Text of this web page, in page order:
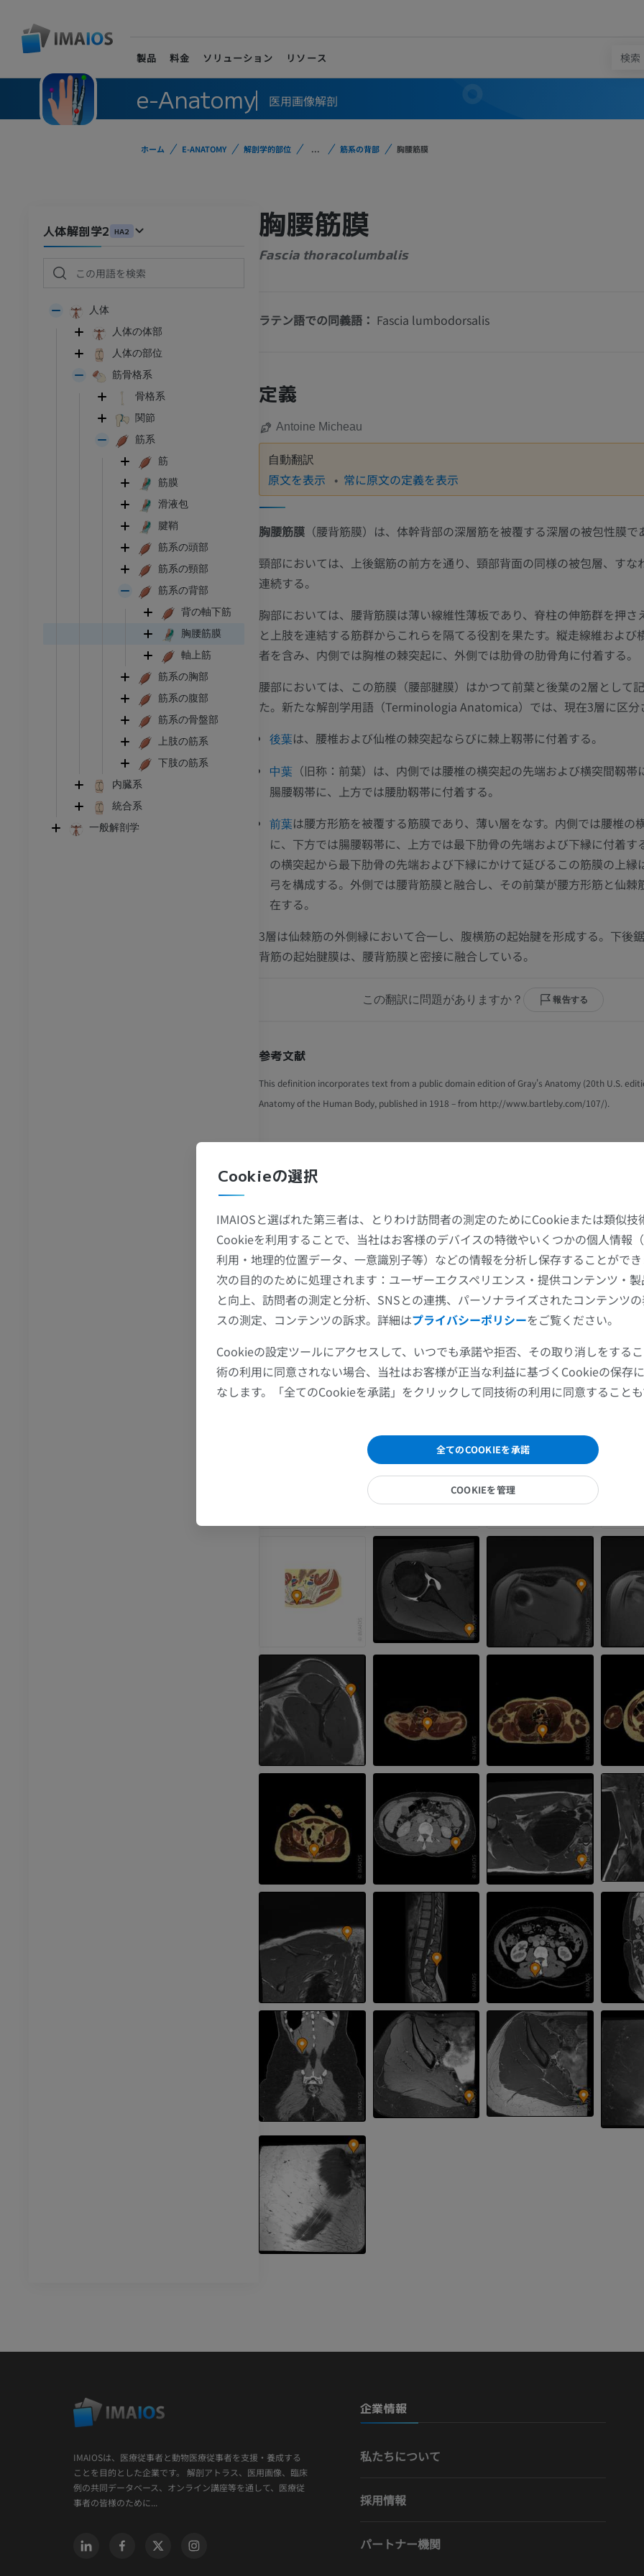
製品 料金 ソリューション リソース
e-Anatomy 医用画像解剖
ホーム E-ANATOMY 解剖学的部位 ... 筋系の背部 胸腰筋膜
人体解剖学2 HA2
人体
人体の体部
人体の部位
筋骨格系
骨格系
関節
筋系
筋
筋膜
滑液包
腱鞘
筋系の頭部
筋系の頸部
筋系の背部
背の軸下筋
胸腰筋膜
軸上筋
筋系の胸部
筋系の腹部
筋系の骨盤部
上肢の筋系
下肢の筋系
内臓系
統合系
一般解剖学
胸腰筋膜
Fascia thoracolumbalis
ラテン語での同義語： Fascia lumbodorsalis
定義
Antoine Micheau
自動翻訳
原文を表示 常に原文の定義を表示
胸腰筋膜 （腰背筋膜）は、体幹背部の深層筋を被覆する深層の被包性膜で
頸部においては、上後鋸筋の前方を通り、頸部背面の同様の被包層、すな
連続する。
胸部においては、腰背筋膜は薄い線維性薄板であり、脊柱の伸筋群を押さ
と上肢を連結する筋群からこれらを隔てる役割を果たす。縦走線維および
者を含み、内側では胸椎の棘突起に、外側では肋骨の肋骨角に付着する。
腰部においては、この筋膜（腰部腱膜）はかつて前葉と後葉の2層として
た。新たな解剖学用語（Terminologia Anatomica）では、現在3層に区分
後葉は、腰椎および仙椎の棘突起ならびに棘上靱帯に付着する。
中葉 （旧称：前葉）は、内側では腰椎の横突起の先端および横突間靱帯
腸腰靱帯に、上方では腰肋靱帯に付着する。
前葉は腰方形筋を被覆する筋膜であり、薄い層をなす。内側では腰椎の
に、下方では腸腰靱帯に、上方では最下肋骨の先端および下縁に付着す
の横突起から最下肋骨の先端および下縁にかけて延びるこの筋膜の上縁
弓を構成する。外側では腰背筋膜と融合し、その前葉が腰方形筋と仙棘
在する。
3層は仙棘筋の外側縁において合一し、腹横筋の起始腱を形成する。下後
背筋の起始腱膜は、腰背筋膜と密接に融合している。
この翻訳に問題がありますか？ 報告する
参考文献
This definition incorporates text from a public domain edition of Gray's Anatomy (20th U.S.
Anatomy of the Human Body, published in 1918 – from http://www.bartleby.com/107/).
下肢MRI
イラストレーション
足根および足部のCT
上肢
上肢MRI
MRI
MRI
プレミアム
肘関節MRI
MRI
手部MRI
MRI
プレミアム
上肢X線
上肢
イラストレーション
上肢動脈造影
血管造影
無料
Visible Human Project
写真
イラストレ
X線画像
無料
股関節MRI
MRI
膝 MRI
MRI
プレミアム
膝関節CT関
足関節・後
MRI
プレミアム
下肢CTA
CT
下腿（動脈
CT
無料
下肢動脈造影
血管造影
無料
IMAIOSは、医療従事者と動物医療従事者を支援・養成する
ことを目的とした企業です。 解剖アトラス、医用画像、臨床
例の共同データベース、オンライン講座等を通して、医療従
事者の皆様のために...
企業情報
私たちについて
採用情報
パートナー機関
Cookieの選択
IMAIOSと選ばれた第三者は、とりわけ訪問者の測定のためにCookieまたは類似技
Cookieを利用することで、当社はお客様のデバイスの特徴やいくつかの個人情報
利用・地理的位置データ、一意識別子等）などの情報を分析し保存することがで
次の目的のために処理されます：ユーザーエクスペリエンス・提供コンテンツ・
と向上、訪問者の測定と分析、SNSとの連携、パーソナライズされたコンテンツ
スの測定、コンテンツの訴求。詳細はプライバシーポリシーをご覧ください。
Cookieの設定ツールにアクセスして、いつでも承諾や拒否、その取り消しをする
術の利用に同意されない場合、当社はお客様が正当な利益に基づくCookieの保存
なします。「全てのCookieを承諾」をクリックして同技術の利用に同意すること
全てのCOOKIEを承諾
COOKIEを管理